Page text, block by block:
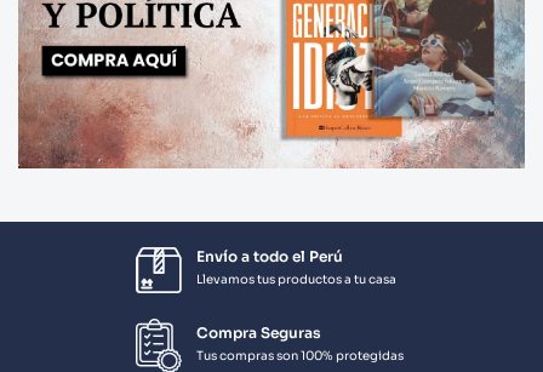
Envío a todo el Perú
Llevamos tus productos a tu casa
Compra Seguras
Tus compras son 100% protegidas